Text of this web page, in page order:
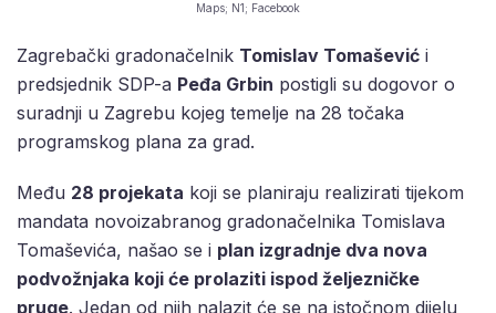
Maps; N1; Facebook
Zagrebački gradonačelnik Tomislav Tomašević i
predsjednik SDP-a Peđa Grbin postigli su dogovor o
suradnji u Zagrebu kojeg temelje na 28 točaka
programskog plana za grad.
Među 28 projekata koji se planiraju realizirati tijekom
mandata novoizabranog gradonačelnika Tomislava
Tomaševića, našao se i plan izgradnje dva nova
podvožnjaka koji će prolaziti ispod željezničke
pruge. Jedan od njih nalazit će se na istočnom dijelu